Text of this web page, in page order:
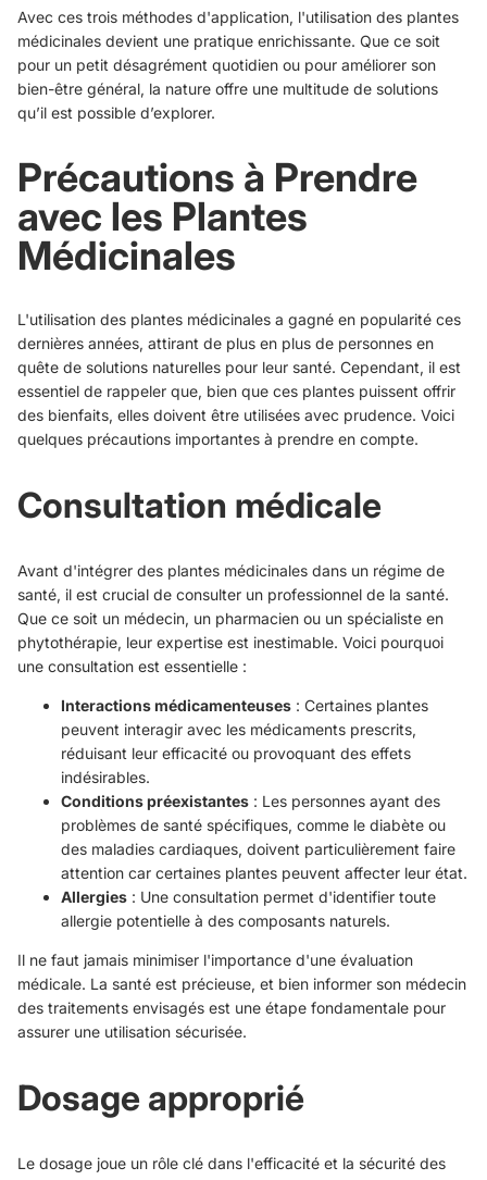
Avec ces trois méthodes d'application, l'utilisation des plantes
médicinales devient une pratique enrichissante. Que ce soit
pour un petit désagrément quotidien ou pour améliorer son
bien-être général, la nature offre une multitude de solutions
qu’il est possible d’explorer.
Précautions à Prendre
avec les Plantes
Médicinales
L'utilisation des plantes médicinales a gagné en popularité ces
dernières années, attirant de plus en plus de personnes en
quête de solutions naturelles pour leur santé. Cependant, il est
essentiel de rappeler que, bien que ces plantes puissent offrir
des bienfaits, elles doivent être utilisées avec prudence. Voici
quelques précautions importantes à prendre en compte.
Consultation médicale
Avant d'intégrer des plantes médicinales dans un régime de
santé, il est crucial de consulter un professionnel de la santé.
Que ce soit un médecin, un pharmacien ou un spécialiste en
phytothérapie, leur expertise est inestimable. Voici pourquoi
une consultation est essentielle :
Interactions médicamenteuses : Certaines plantes
peuvent interagir avec les médicaments prescrits,
réduisant leur efficacité ou provoquant des effets
indésirables.
Conditions préexistantes : Les personnes ayant des
problèmes de santé spécifiques, comme le diabète ou
des maladies cardiaques, doivent particulièrement faire
attention car certaines plantes peuvent affecter leur état.
Allergies : Une consultation permet d'identifier toute
allergie potentielle à des composants naturels.
Il ne faut jamais minimiser l'importance d'une évaluation
médicale. La santé est précieuse, et bien informer son médecin
des traitements envisagés est une étape fondamentale pour
assurer une utilisation sécurisée.
Dosage approprié
Le dosage joue un rôle clé dans l'efficacité et la sécurité des